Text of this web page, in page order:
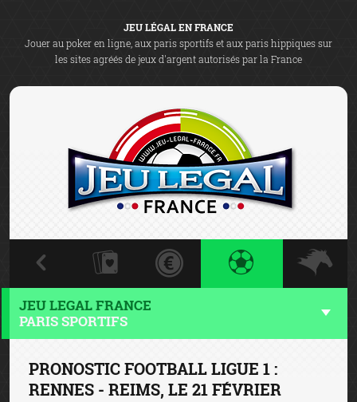
JEU LÉGAL EN FRANCE
Jouer au poker en ligne, aux paris sportifs et aux paris hippiques sur
les sites agréés de jeux d'argent autorisés par la France
JEU LEGAL FRANCE
PARIS SPORTIFS
PRONOSTIC FOOTBALL LIGUE 1 :
RENNES - REIMS, LE 21 FÉVRIER